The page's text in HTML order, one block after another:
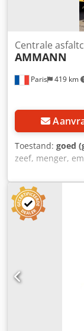
Paris 419 km
Centrale
AMMANN
Toestand: goed
zeef, menger,